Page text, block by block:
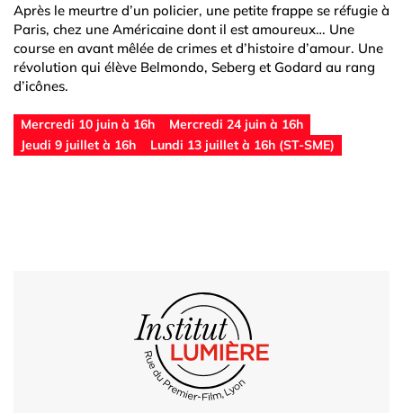
Après le meurtre d’un policier, une petite frappe se réfugie à
Paris, chez une Américaine dont il est amoureux… Une
course en avant mêlée de crimes et d’histoire d’amour. Une
révolution qui élève Belmondo, Seberg et Godard au rang
d’icônes.
Mercredi 10 juin à 16h
Mercredi 24 juin à 16h
Jeudi 9 juillet à 16h
Lundi 13 juillet à 16h (ST-SME)